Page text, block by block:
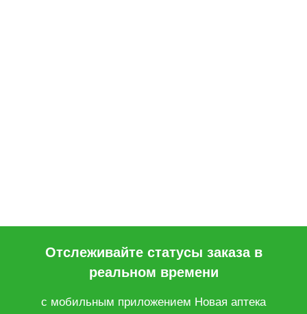
Отслеживайте статусы заказа в
реальном времени
с мобильным приложением Новая аптека